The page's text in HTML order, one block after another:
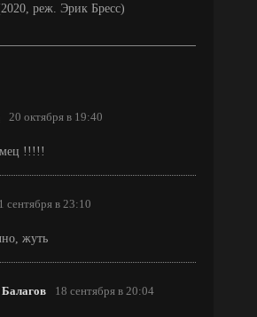
реж. Эрик Бресс)
20 октября в 19:40
!!!!!
сентября в 23:10
жуть
18 сентября в 20:04